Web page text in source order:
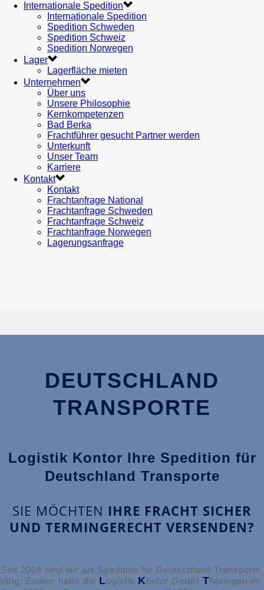
Internationale Spedition
Internationale Spedition
Spedition Schweden
Spedition Schweiz
Spedition Norwegen
Lager
Lagerfläche mieten
Unternehmen
Über uns
Unsere Philosophie
Kernkompetenzen
Bad Berka
Frachtführer gesucht Partner werden
Unterkunft
Unser Team
Karriere
Kontakt
Kontakt
Frachtanfrage National
Frachtanfrage Schweden
Frachtanfrage Schweiz
Frachtanfrage Norwegen
Lagerungsanfrage
DEUTSCHLAND
TRANSPORTE
Logistik Kontor Ihre Spedition für
Deutschland Transporte
SIE MÖCHTEN IHRE FRACHT SICHER
UND TERMINGERECHT VERSENDEN?
Seit 2004 sind wir als Spedition für Deutschland Transporte
tätig. Zudem hatte die Logistik Kontor GmbH Thüringen im